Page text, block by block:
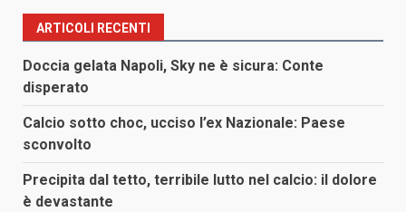
ARTICOLI RECENTI
Doccia gelata Napoli, Sky ne è sicura: Conte
disperato
Calcio sotto choc, ucciso l’ex Nazionale: Paese
sconvolto
Precipita dal tetto, terribile lutto nel calcio: il dolore
è devastante